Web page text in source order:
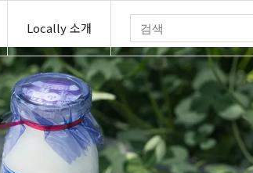
Locally 소개